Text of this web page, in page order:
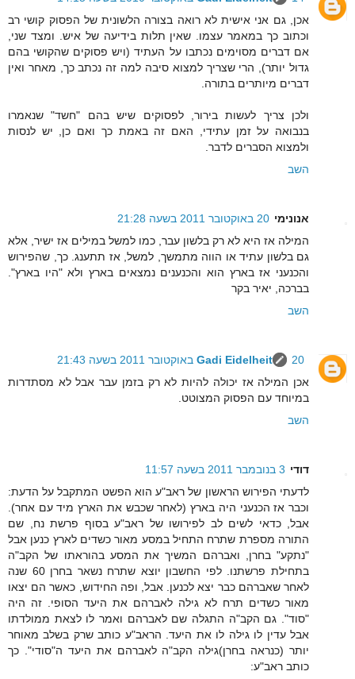
אכן, גם אני אישית לא רואה בצורה הלשונית של הפסוק קושי רב
וכתוב כך במאמר עצמו. שאין תלות בידיעה של איש. ומצד שני,
אם דברים מסוימים נכתבו על העתיד (ויש פסוקים שהקושי בהם
גדול יותר), הרי שצריך למצוא סיבה למה זה נכתב כך, מאחר ואין
דברים מיותרים בתורה.
ולכן צריך לעשות בירור, לפסוקים שיש בהם "חשד" שנאמרו
בנבואה על זמן עתידי, האם זה באמת כך ואם כן, יש לנסות
ולמצוא הסברים לדבר.
השב
אנונימי 20 באוקטובר 2011 בשעה 21:28
המילה אז היא לא רק בלשון עבר, כמו למשל במילים אז ישיר, אלא
גם בלשון עתיד או הווה מתמשך, למשל, אז תתענג. כך, שהפירוש
והכנעני אז בארץ הוא והכנענים נמצאים בארץ ולא "היו בארץ".
בברכה, יאיר בקר
השב
Gadi Eidelheit
20 באוקטובר 2011 בשעה 21:43
אכן המילה אז יכולה להיות לא רק בזמן עבר אבל לא מסתדרות
במיוחד עם הפסוק המצוטט.
השב
דודי 3 בנובמבר 2011 בשעה 11:57
לדעתי הפירוש הראשון של ראב"ע הוא הפשט המתקבל על הדעת:
וכבר אז הכנעני היה בארץ (לאחר שכבש את הארץ מיד עם אחר).
אבל, כדאי לשים לב לפירושו של ראב"ע בסוף פרשת נח, שם
התורה מספרת שתרח התחיל במסע מאור כשדים לארץ כנען אבל
"נתקע" בחרן, ואברהם המשיך את המסע בהוראתו של הקב"ה
בתחילת פרשתנו. לפי החשבון יוצא שתרח נשאר בחרן 60 שנה
לאחר שאברהם כבר יצא לכנען. אבל, ופה החידוש, כאשר הם יצאו
מאור כשדים תרח לא גילה לאברהם את היעד הסופי. זה היה
"סוד". גם הקב"ה התגלה שם לאברהם ואמר לו לצאת ממולדתו
אבל עדין לו גילה לו את היעד. הראב"ע כותב שרק בשלב מאוחר
יותר (כנראה בחרן)גילה הקב"ה לאברהם את היעד ה"סודי". כך
כותב ראב"ע: